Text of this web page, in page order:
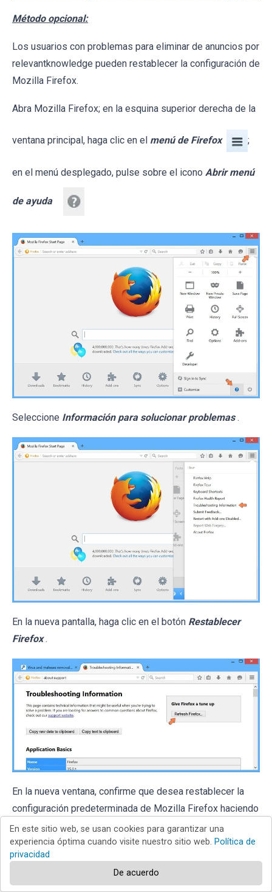
Método opcional:
Los usuarios con problemas para eliminar de anuncios por
relevantknowledge pueden restablecer la configuración de
Mozilla Firefox.
Abra Mozilla Firefox; en la esquina superior derecha de la
ventana principal, haga clic en el menú de Firefox ;
en el menú desplegado, pulse sobre el icono Abrir menú
de ayuda
Seleccione Información para solucionar problemas .
En la nueva pantalla, haga clic en el botón Restablecer
Firefox .
En la nueva ventana, confirme que desea restablecer la
configuración predeterminada de Mozilla Firefox haciendo
clic en el botón Restablecer .
En este sitio web, se usan cookies para garantizar una
experiencia óptima cuando visite nuestro sitio web. Política de
privacidad
De acuerdo